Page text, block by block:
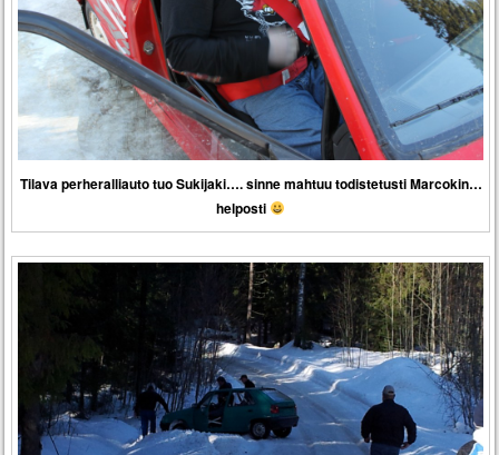
Tilava perheralliauto tuo Sukijaki…. sinne mahtuu todistetusti Marcokin…
helposti